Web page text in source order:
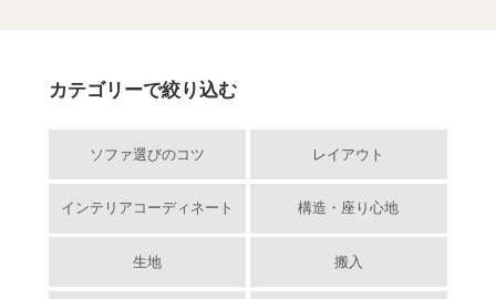
カテゴリーで絞り込む
ソファ選びのコツ レイアウト
インテリアコーディネート 構造・座り心地
生地 搬入